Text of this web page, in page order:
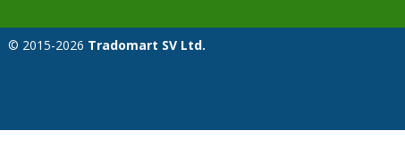
© 2015-2026 Tradomart SV Ltd.